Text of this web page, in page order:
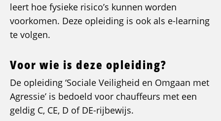
leert hoe fysieke risico’s kunnen worden
voorkomen. Deze opleiding is ook als e-learning
te volgen.
Voor wie is deze opleiding?
De opleiding ‘Sociale Veiligheid en Omgaan met
Agressie’ is bedoeld voor chauffeurs met een
geldig C, CE, D of DE-rijbewijs.